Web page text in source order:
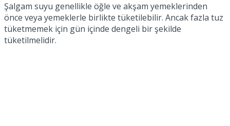
Şalgam suyu genellikle öğle ve akşam yemeklerinden
önce veya yemeklerle birlikte tüketilebilir. Ancak fazla tuz
tüketmemek için gün içinde dengeli bir şekilde
tüketilmelidir.